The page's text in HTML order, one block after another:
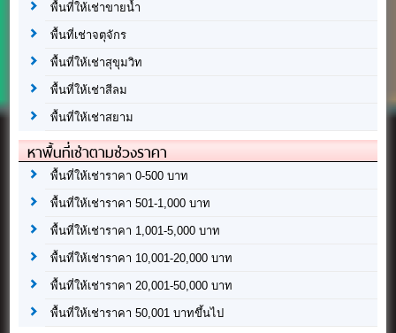
พื้นที่ให้เช่าขายน้ำ
พื้นที่เช่าจตุจักร
พื้นที่ให้เช่าสุขุมวิท
พื้นที่ให้เช่าสีลม
พื้นที่ให้เช่าสยาม
หาพื้นที่เช่าตามช่วงราคา
พื้นที่ให้เช่าราคา 0-500 บาท
พื้นที่ให้เช่าราคา 501-1,000 บาท
พื้นที่ให้เช่าราคา 1,001-5,000 บาท
พื้นที่ให้เช่าราคา 10,001-20,000 บาท
พื้นที่ให้เช่าราคา 20,001-50,000 บาท
พื้นที่ให้เช่าราคา 50,001 บาทขึ้นไป